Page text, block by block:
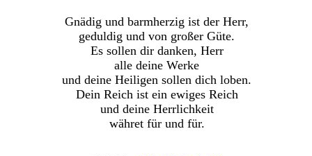
Gnädig und barmherzig ist der Herr,
geduldig und von großer Güte.
Es sollen dir danken, Herr
alle deine Werke
und deine Heiligen sollen dich loben.
Dein Reich ist ein ewiges Reich
und deine Herrlichkeit
währet für und für.